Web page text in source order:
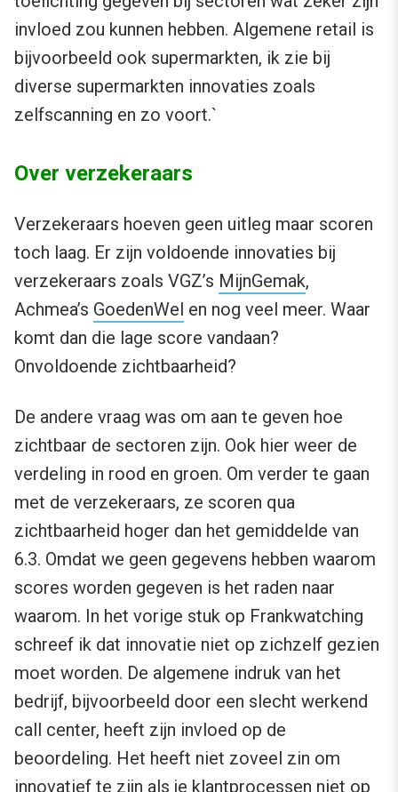
invloed zou kunnen hebben. Algemene retail is
bijvoorbeeld ook supermarkten, ik zie bij
diverse supermarkten innovaties zoals
zelfscanning en zo voort.`
Over verzekeraars
Verzekeraars hoeven geen uitleg maar scoren
toch laag. Er zijn voldoende innovaties bij
verzekeraars zoals VGZ’s MijnGemak,
Achmea’s GoedenWel en nog veel meer. Waar
komt dan die lage score vandaan?
Onvoldoende zichtbaarheid?
De andere vraag was om aan te geven hoe
zichtbaar de sectoren zijn. Ook hier weer de
verdeling in rood en groen. Om verder te gaan
met de verzekeraars, ze scoren qua
zichtbaarheid hoger dan het gemiddelde van
6.3. Omdat we geen gegevens hebben waarom
scores worden gegeven is het raden naar
waarom. In het vorige stuk op Frankwatching
schreef ik dat innovatie niet op zichzelf gezien
moet worden. De algemene indruk van het
bedrijf, bijvoorbeeld door een slecht werkend
call center, heeft zijn invloed op de
beoordeling. Het heeft niet zoveel zin om
innovatief te zijn als je klantprocessen niet op